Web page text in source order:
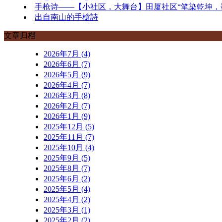
手枪诗——【小社区，大舞台】田厦社区“笔染乾坤，
出自南山的手槍詩
文章归档
2026年7月 (4)
2026年6月 (7)
2026年5月 (9)
2026年4月 (7)
2026年3月 (8)
2026年2月 (7)
2026年1月 (9)
2025年12月 (5)
2025年11月 (7)
2025年10月 (4)
2025年9月 (5)
2025年8月 (7)
2025年6月 (2)
2025年5月 (4)
2025年4月 (2)
2025年3月 (1)
2025年2月 (2)